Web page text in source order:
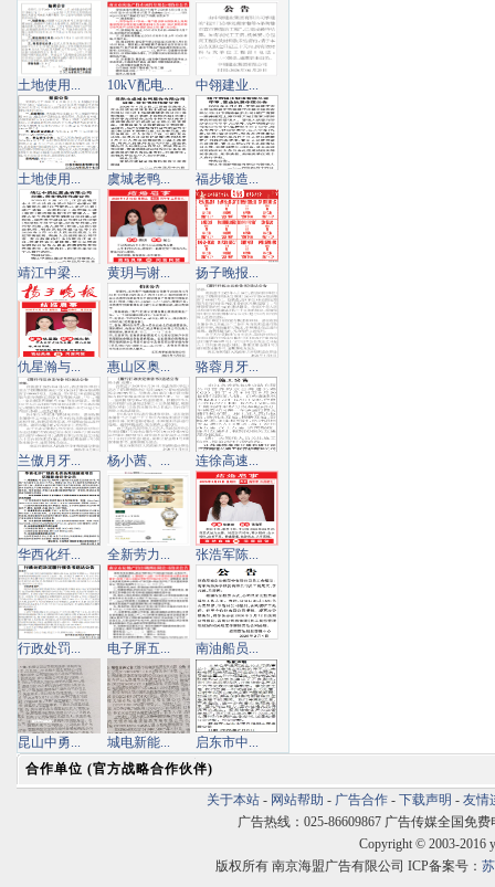
土地使用... 10kV配电... 中翎建业...
土地使用... 虞城老鸭... 福步锻造...
靖江中梁... 黄玥与谢... 扬子晚报...
仇星瀚与... 惠山区奥... 骆蓉月牙...
兰傲月牙... 杨小茜、... 连徐高速...
华西化纤... 全新劳力... 张浩军陈...
行政处罚... 电子屏五... 南油船员...
昆山中勇... 城电新能...
启东市中...
合作单位 (官方战略合作伙伴)
关于本站 - 网站帮助 - 广告合作 - 下载声明 - 友情
广告热线：025-86609867 广告传媒全国免费
Copyright © 2003-2016
版权所有 南京海盟广告有限公司 ICP备案号：